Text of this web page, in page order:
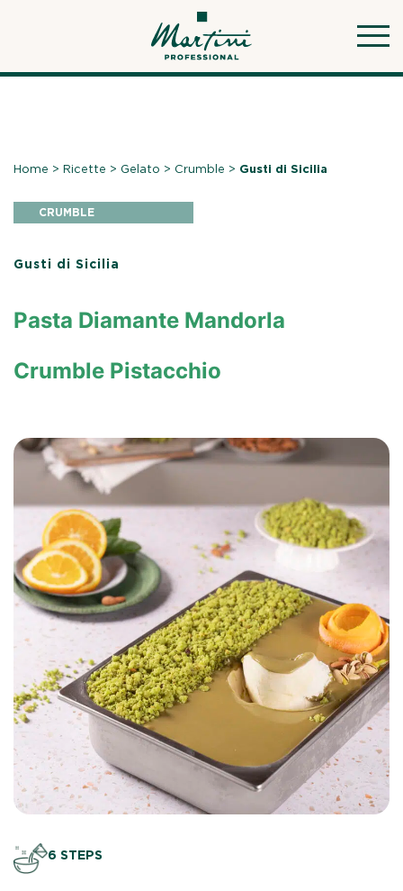
Home >Ricette > Gelato > Crumble > Gusti di Sicilia
CRUMBLE
Gusti di Sicilia
Pasta Diamante Mandorla
Crumble Pistacchio
6 STEPS